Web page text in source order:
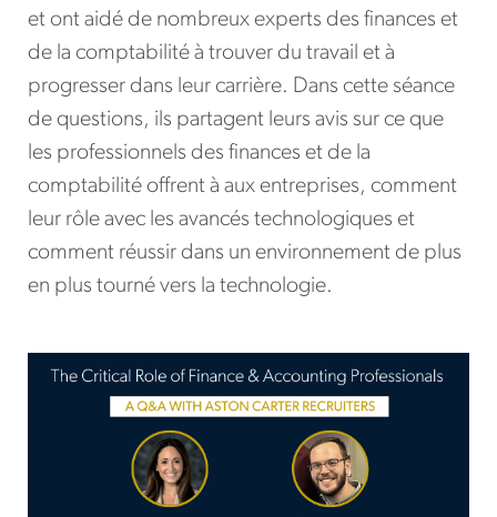
et ont aidé de nombreux experts des finances et
de la comptabilité à trouver du travail et à
progresser dans leur carrière. Dans cette séance
de questions, ils partagent leurs avis sur ce que
les professionnels des finances et de la
comptabilité offrent à aux entreprises, comment
leur rôle avec les avancés technologiques et
comment réussir dans un environnement de plus
en plus tourné vers la technologie.